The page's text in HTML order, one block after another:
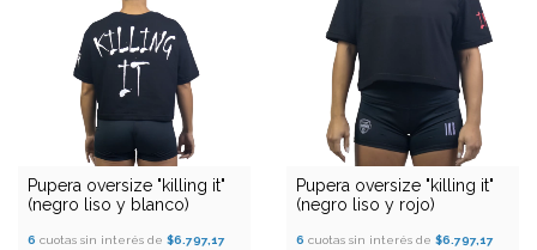
Pupera oversize "killing it"
(negro liso y blanco)
6 cuotas sin interés de $6.797,17
Pupera oversize "killing it"
(negro liso y rojo)
6 cuotas sin interés de $6.797,17